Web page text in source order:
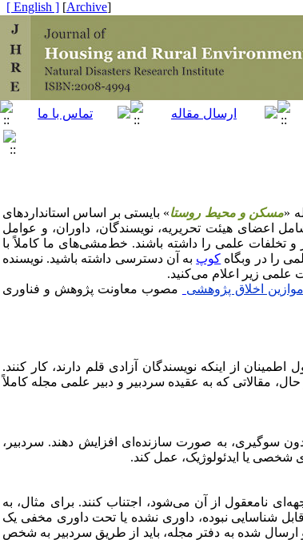
[
Archive
]
[ English ]
«مسکن و محیط روستا» بایستی بر اساس استانداردهای
اعضای هیئت تحریریه، نویسندگان، داوران، و عوامل
تخلفات علمی را داشته باشند. خط‌مشی‌های ما کاملاً با
را در وبگاه کوپ به آن دسترسی داشته باشید. نویسنده
علمی زیر اعلام می‌کنید.
اخلاق پژوهشی
مصوب معاونت پژوهش و فناوری
از اینکه نویسندگان آزادی قلم دارند، کار کنند.
مقالاتی که به عقیده سردبیر و دبیر علمی مجله کاملاً
سوگیری، به صورت سازنده ‌ای افزایش دهند. سردبیر،
شخصی یا ایدئولوژیک، عمل کند.
نامعقول از آن می‌شود، اجتناب کنند. برای مثال، به
شناسایی نبوده، داوری نشده یا تحت داوری مخفی یک
شده به دفتر مجله، باید از طریق سردبیر به شخص